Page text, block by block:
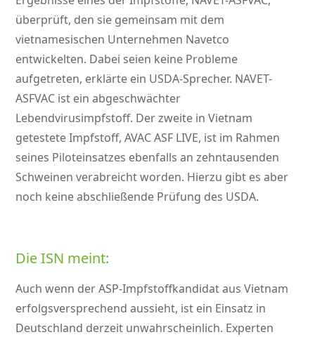
überprüft, den sie gemeinsam mit dem
vietnamesischen Unternehmen Navetco
entwickelten. Dabei seien keine Probleme
aufgetreten, erklärte ein USDA-Sprecher. NAVET-
ASFVAC ist ein abgeschwächter
Lebendvirusimpfstoff. Der zweite in Vietnam
getestete Impfstoff, AVAC ASF LIVE, ist im Rahmen
seines Piloteinsatzes ebenfalls an zehntausenden
Schweinen verabreicht worden. Hierzu gibt es aber
noch keine abschließende Prüfung des USDA.
Die ISN meint:
Auch wenn der ASP-Impfstoffkandidat aus Vietnam
erfolgsversprechend aussieht, ist ein Einsatz in
Deutschland derzeit unwahrscheinlich. Experten